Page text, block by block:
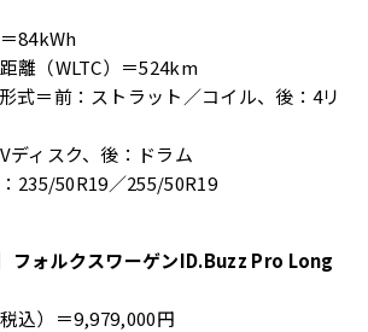
84kWh
離（WLTC）＝524km
式＝前：ストラット／コイル、後：4リ
ィスク、後：ドラム
235/50R19／255/50R19
フォルクスワーゲンID.Buzz Pro Long
込）＝9,979,000円